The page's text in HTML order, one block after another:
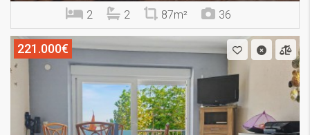
2 2 87m² 36
221.000€